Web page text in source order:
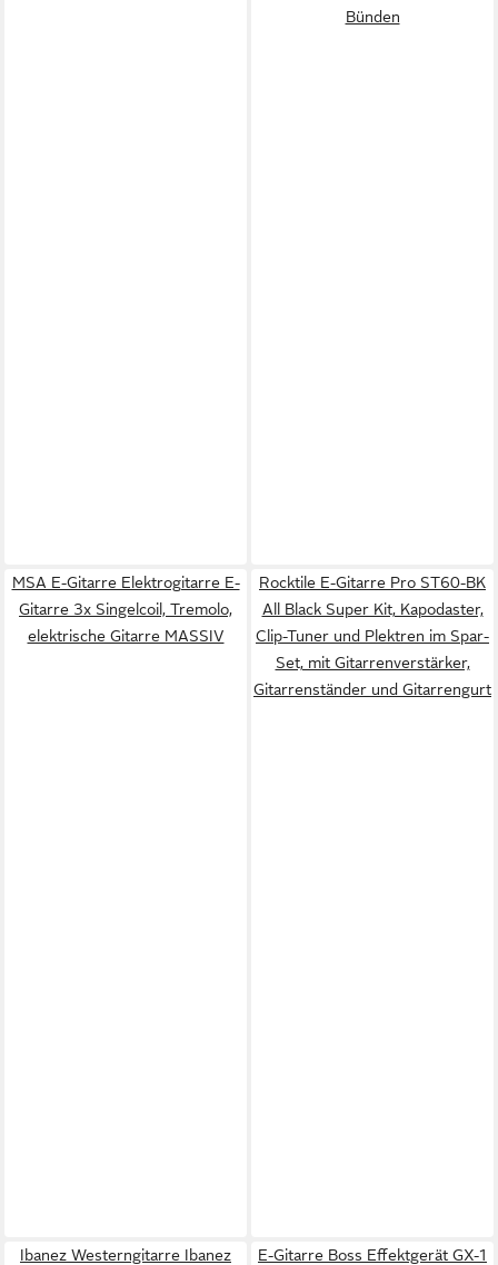
Bünden
MSA E-Gitarre Elektrogitarre E-
Gitarre 3x Singelcoil, Tremolo,
elektrische Gitarre MASSIV
Rocktile E-Gitarre Pro ST60-BK
All Black Super Kit, Kapodaster,
Clip-Tuner und Plektren im Spar-
Set, mit Gitarrenverstärker,
Gitarrenständer und Gitarrengurt
Ibanez Westerngitarre Ibanez
E-Gitarre Boss Effektgerät GX-1